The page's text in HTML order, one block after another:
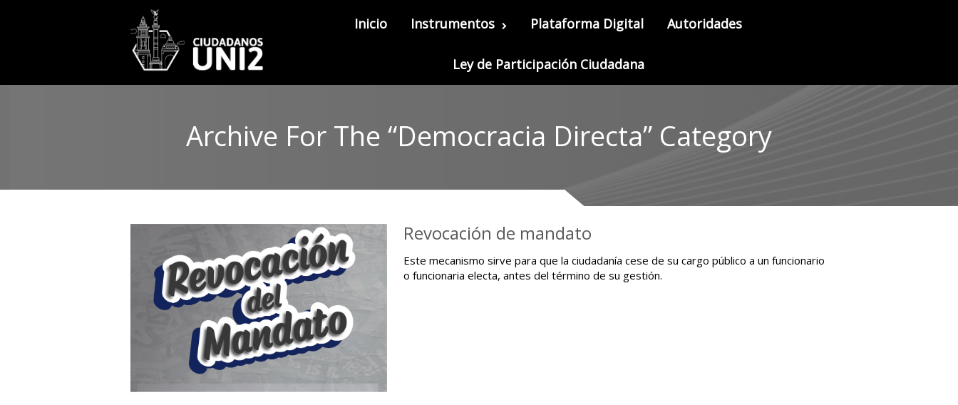
Inicio Instrumentos Plataforma Digital Autoridades
Ley de Participación Ciudadana
Archive For The “Democracia Directa” Category
Revocación de mandato
Este mecanismo sirve para que la ciudadanía cese de su cargo público a un funcionario
o funcionaria electa, antes del término de su gestión.